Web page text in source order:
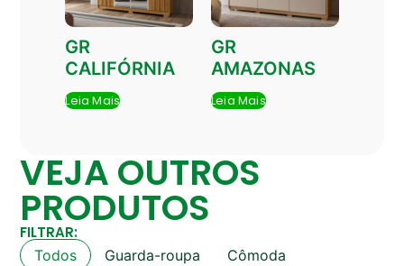
GR
CALIFÓRNIA
Leia Mais
GR
AMAZONAS
Leia Mais
VEJA OUTROS
PRODUTOS
FILTRAR:
Guarda-roupa
Cômoda
Todos